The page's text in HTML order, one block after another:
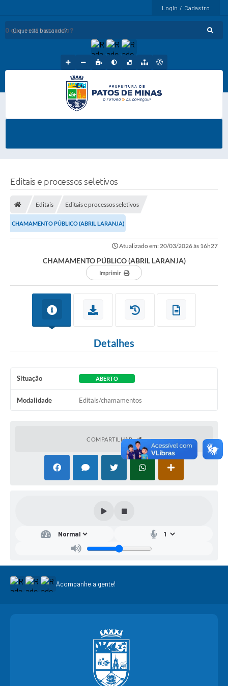
Login / Cadastro
O que está buscando?
Editais e processos seletivos
Editais Editais e processos seletivos
CHAMAMENTO PÚBLICO (ABRIL LARANJA)
Atualizado em: 20/03/2026 às 16h27
CHAMAMENTO PÚBLICO (ABRIL LARANJA)
Imprimir
Detalhes
Situação ABERTO
Modalidade Editais/chamamentos
COMPARTILHAR
Acompanhe a gente!